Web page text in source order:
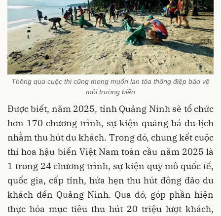
Thông qua cuộc thi cũng mong muốn lan tỏa thông điệp bảo vệ
môi trường biển
Được biết, năm 2025, tỉnh Quảng Ninh sẽ tổ chức
hơn 170 chương trình, sự kiện quảng bá du lịch
nhằm thu hút du khách. Trong đó, chung kết cuộc
thi hoa hậu biển Việt Nam toàn cầu năm 2025 là
1 trong 24 chương trình, sự kiện quy mô quốc tế,
quốc gia, cấp tỉnh, hứa hẹn thu hút đông đảo du
khách đến Quảng Ninh. Qua đó, góp phần hiện
thực hóa mục tiêu thu hút 20 triệu lượt khách,